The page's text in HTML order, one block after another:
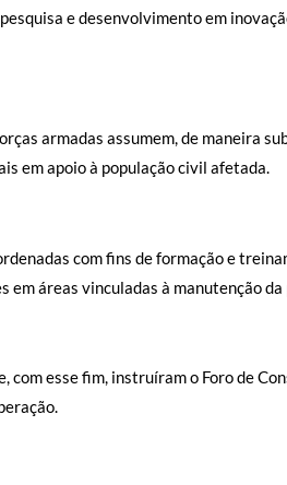
e desenvolvimento em
armadas assumem, de maneira
em apoio à população civil afetada.
com fins de formação e
áreas vinculadas à manutenção da
com esse fim, instruíram o Foro de